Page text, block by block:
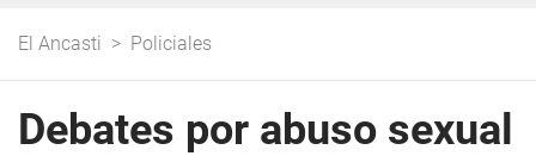
El Ancasti > Policiales
Debates por abuso sexual